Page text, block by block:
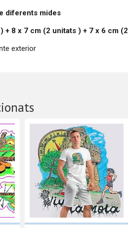
diferents mides
) + 8 x 7 cm (2 unitats) + 7 x 6 cm (2
exterior